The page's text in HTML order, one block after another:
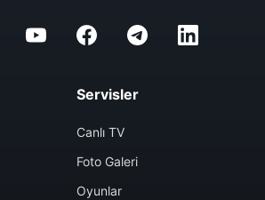
Servisler
Canlı TV
Foto Galeri
Oyunlar